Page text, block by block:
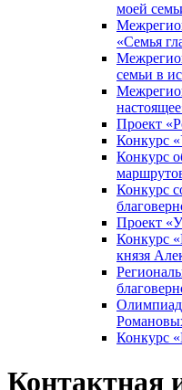
моей
«Семья
семьи в
Проект
Конкурс
Конкурс
Конкурс
Проект
Конкурс
князя
Конкурс
Контактная